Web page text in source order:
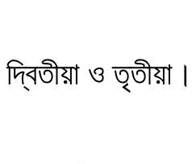
কুহকস্বপন
দ্বিতীয়া ও
প্রমোদে